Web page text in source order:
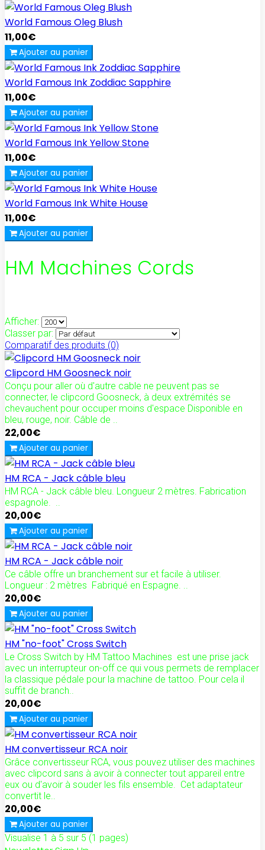
World Famous Oleg Blush
11,00€
Ajouter au panier
World Famous Ink Zoddiac Sapphire
11,00€
Ajouter au panier
World Famous Ink Yellow Stone
11,00€
Ajouter au panier
World Famous Ink White House
11,00€
Ajouter au panier
HM Machines Cords
Afficher:
Classer par:
Comparatif des produits (0)
Clipcord HM Goosneck noir
Conçu pour aller où d'autre cable ne peuvent pas se
connecter, le clipcord Goosneck, à deux extrémités se
chevauchent pour occuper moins d'espace Disponible en
bleu, rouge, noir. Câble de ..
22,00€
Ajouter au panier
HM RCA - Jack câble bleu
HM RCA - Jack câble bleu. Longueur 2 mètres. Fabrication
espagnole. ..
20,00€
Ajouter au panier
HM RCA - Jack câble noir
Ce câble offre un branchement sur et facile à utiliser.
Longueur : 2 mètres Fabriqué en Espagne. ..
20,00€
Ajouter au panier
HM "no-foot" Cross Switch
Le Cross Switch by HM Tattoo Machines est une prise jack
avec un interrupteur on-off ce qui vous permets de remplacer
la classique pédale pour la machine de tattoo. Pour cela il
suffit de branch..
20,00€
Ajouter au panier
HM convertisseur RCA noir
Grâce convertisseur RCA, vous pouvez utiliser des machines
avec clipcord sans à avoir à connecter tout appareil entre
eux ou d'avoir à souder les fils ensemble. Cet adaptateur
convertit le..
20,00€
Ajouter au panier
Visualise 1 à 5 sur 5 (1 pages)